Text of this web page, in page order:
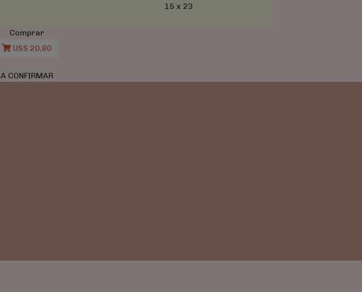
15 x 23
Comprar
U$S 20,80
A CONFIRMAR